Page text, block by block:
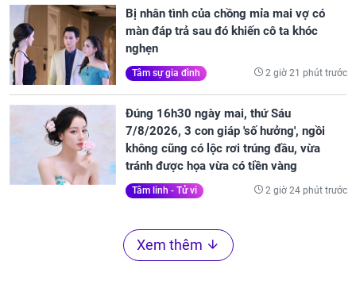
Bị nhân tình của chồng mỉa mai vợ có
màn đáp trả sau đó khiến cô ta khóc
nghẹn
Tâm sự gia đình 2 giờ 21 phút trước
Đúng 16h30 ngày mai, thứ Sáu
7/8/2026, 3 con giáp 'số hưởng', ngồi
không cũng có lộc rơi trúng đầu, vừa
tránh được họa vừa có tiền vàng
Tâm linh - Tử vi 2 giờ 24 phút trước
Xem thêm